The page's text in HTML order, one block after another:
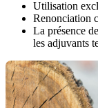
Utilisation
Renonciation
La présence
les adjuvants